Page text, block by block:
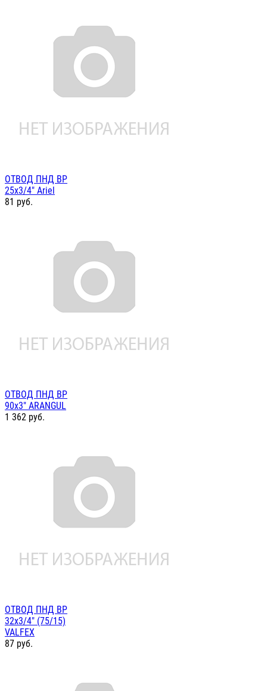
ОТВОД ПНД ВР
25х3/4" Ariel
81 руб.
ОТВОД ПНД ВР
90х3" ARANGUL
1 362 руб.
ОТВОД ПНД ВР
32х3/4" (75/15)
VALFEX
87 руб.